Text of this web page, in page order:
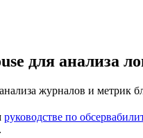
для анализа
журналов и метрик
руководстве по